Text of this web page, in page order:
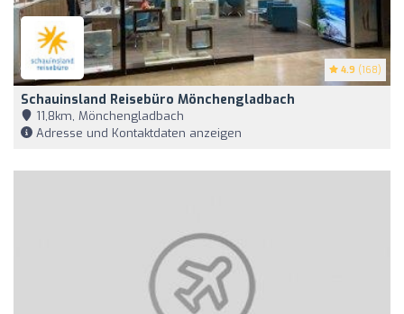
4.9 (168)
Schauinsland Reisebüro Mönchengladbach
11,8km, Mönchengladbach
Adresse und Kontaktdaten anzeigen